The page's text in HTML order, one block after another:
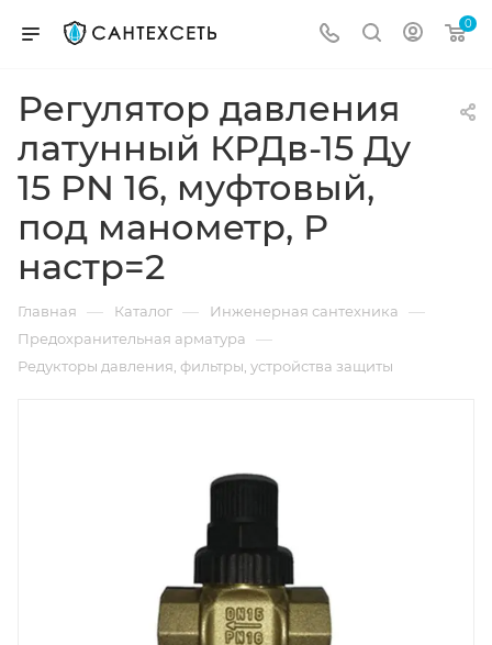
0
Регулятор давления
латунный КРДв-15 Ду
15 PN 16, муфтовый,
под манометр, Р
настр=2
Главная — Каталог — Инженерная сантехника —
Предохранительная арматура —
Редукторы давления, фильтры, устройства защиты